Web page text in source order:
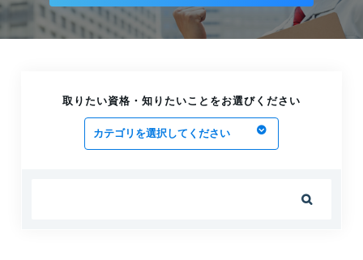
取りたい資格・知りたいことをお選びください
